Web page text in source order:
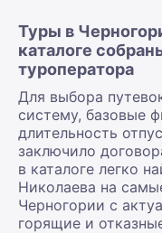
Туры в
каталоге
туроператора
Для выбора
систему, базовые
длительность
заключило
в каталоге легко
Николаева на
Черногории с
горящие и